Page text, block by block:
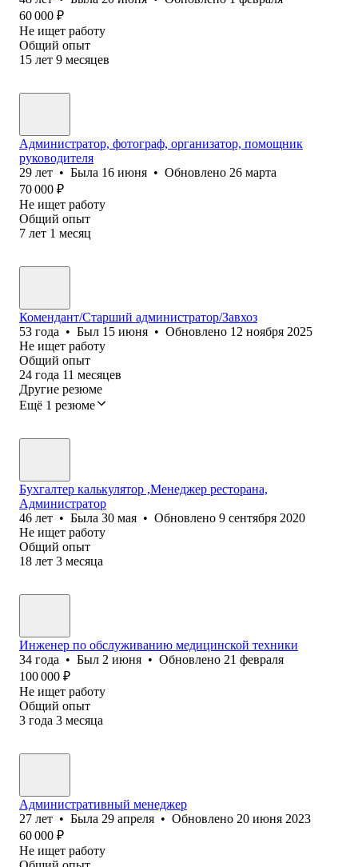
60 000 ₽
Не ищет работу
Общий опыт
15 лет 9 месяцев
Администратор, фотограф, организатор, помощник
руководителя
29 лет • Была 16 июня • Обновлено 26 марта
70 000 ₽
Не ищет работу
Общий опыт
7 лет 1 месяц
Комендант/Старший администратор/Завхоз
53 года • Был 15 июня • Обновлено 12 ноября 2025
Не ищет работу
Общий опыт
24 года 11 месяцев
Другие резюме
Ещё 1 резюме
Бухгалтер калькулятор ,Менеджер ресторана,
Администратор
46 лет • Была 30 мая • Обновлено 9 сентября 2020
Не ищет работу
Общий опыт
18 лет 3 месяца
Инженер по обслуживанию медицинской техники
34 года • Был 2 июня • Обновлено 21 февраля
100 000 ₽
Не ищет работу
Общий опыт
3 года 3 месяца
Административный менеджер
27 лет • Была 29 апреля • Обновлено 20 июня 2023
60 000 ₽
Не ищет работу